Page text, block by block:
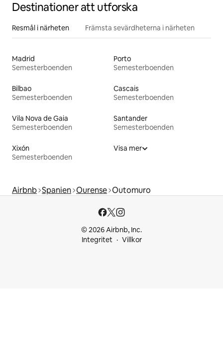
Destinationer att utforska
Resmål i närheten Främsta sevärdheterna i närheten
Madrid
Semesterboenden
Porto
Semesterboenden
Bilbao
Semesterboenden
Cascais
Semesterboenden
Vila Nova de Gaia
Semesterboenden
Santander
Semesterboenden
Xixón
Semesterboenden
Visa mer
Airbnb Spanien Ourense Outomuro
© 2026 Airbnb, Inc.
Integritet
Villkor